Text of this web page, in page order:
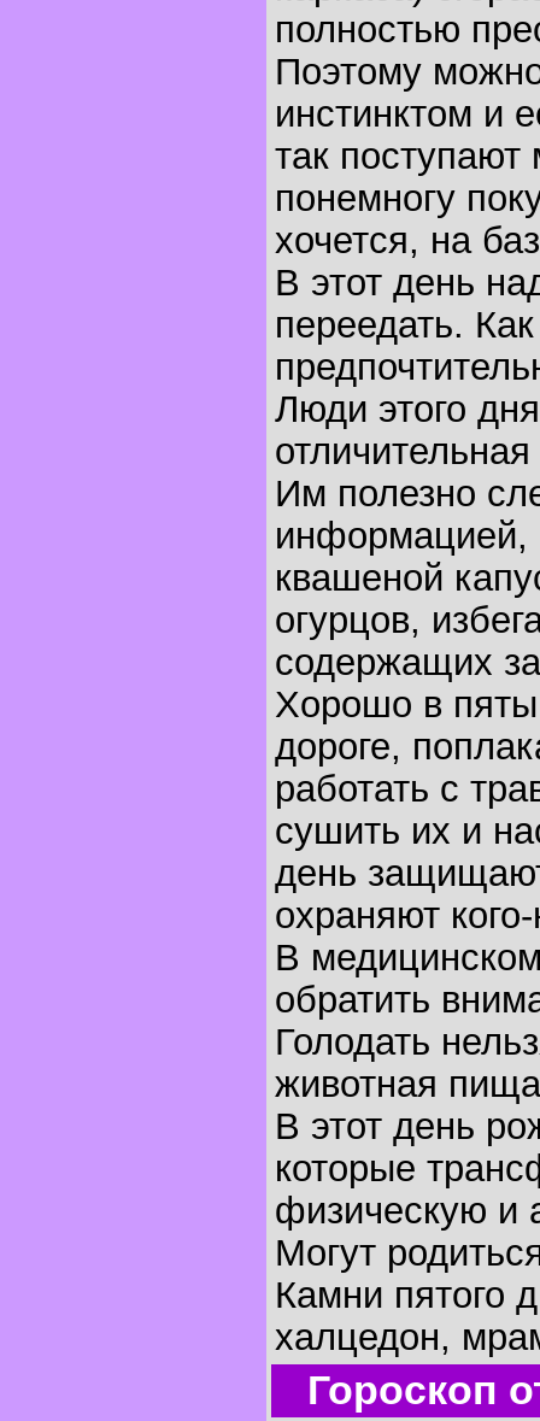
полностью
Поэтому
инстинктом и
так поступают
понемногу
хочется, на
В этот день
переедать.
Люди этого
Им полезно
информацией,
квашеной
огурцов,
содержащих
Хорошо в
дороге,
работать с
сушить их и
день
охраняют
В
обратить
Голодать
животная
В этот день
которые
физическую и
Могут
Камни пятого
халцедон,
Гороскоп